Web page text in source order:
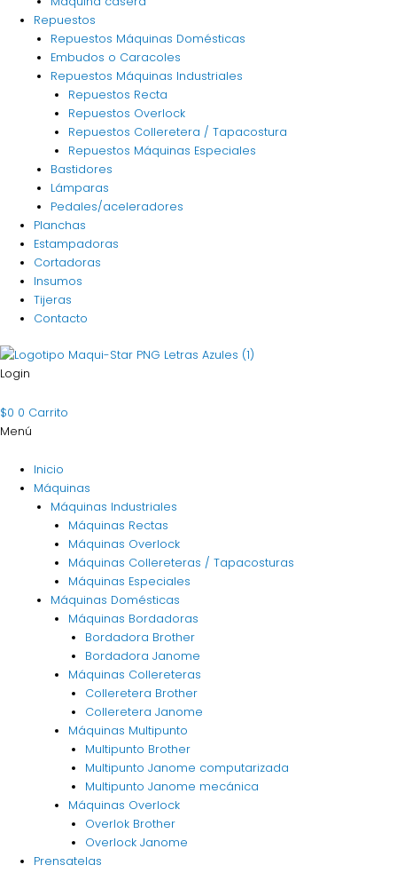
Repuestos
Repuestos Máquinas Domésticas
Embudos o Caracoles
Repuestos Máquinas Industriales
Repuestos Recta
Repuestos Overlock
Repuestos Colleretera / Tapacostura
Repuestos Máquinas Especiales
Bastidores
Lámparas
Pedales/aceleradores
Planchas
Estampadoras
Cortadoras
Insumos
Tijeras
Contacto
Login
$0 0 Carrito
Menú
Inicio
Máquinas
Máquinas Industriales
Máquinas Rectas
Máquinas Overlock
Máquinas Collereteras / Tapacosturas
Máquinas Especiales
Máquinas Domésticas
Máquinas Bordadoras
Bordadora Brother
Bordadora Janome
Máquinas Collereteras
Colleretera Brother
Colleretera Janome
Máquinas Multipunto
Multipunto Brother
Multipunto Janome computarizada
Multipunto Janome mecánica
Máquinas Overlock
Overlok Brother
Overlock Janome
Prensatelas